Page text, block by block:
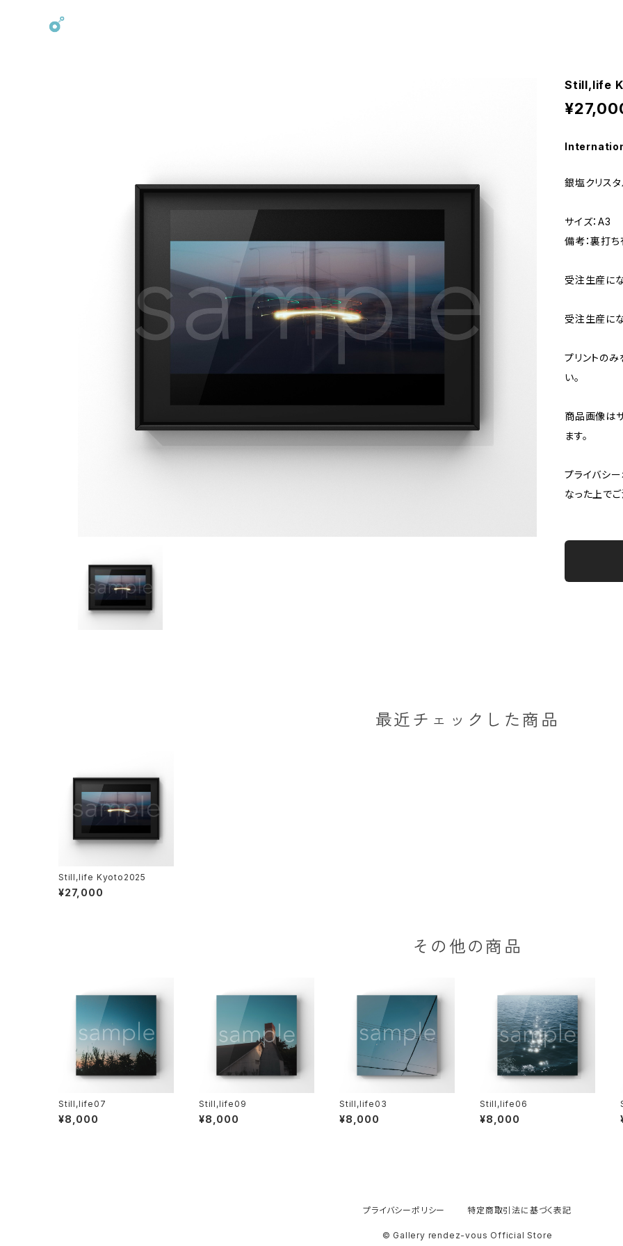
Still,life
銀塩クリスタ
サイズ：A3
備考：裏打
受注生産に
受注生産に
プリントの
い。
商品画像は
ます。
プライバシ
なった上で
最近チェックした商品
Still,life Kyoto2025
¥27,000
その他の商品
Still,life07
¥8,000
Still,life09
¥8,000
Still,life03
¥8,000
Still,life06
¥8,000
プライバシーポリシー 特定商取引法に基づく表記
© Gallery rendez-vous Official Store